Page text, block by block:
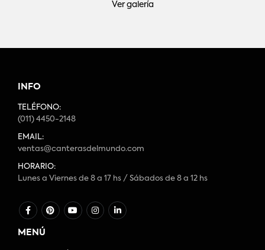
Ver galería
INFO
TELÉFONO:
(011) 4450-2148
EMAIL:
ventas@canterasdelmundo.com
HORARIO:
Lunes a Viernes de 8 a 17 hs / Sábados de 8 a 12 hs
MENÚ